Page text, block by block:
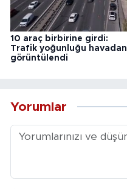
10 araç birbirine girdi:
Trafik yoğunluğu havadan
görüntülendi
Yorumlar